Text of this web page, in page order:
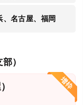
名古屋、福岡
）